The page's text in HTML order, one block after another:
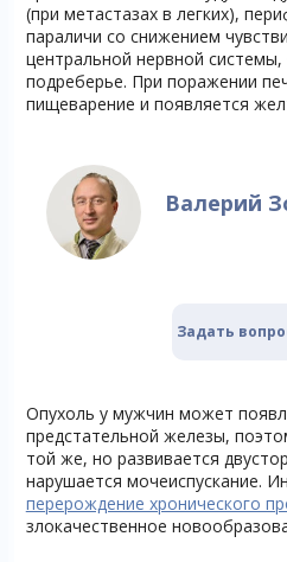
(при метастазах в легких),
параличи со снижением
центральной нервной
подреберье. При поражении
пищеварение и появляется
Валерий
Задать
Опухоль у мужчин может
предстательной железы,
той же, но развивается
нарушается мочеиспускание.
перерождение хронического
злокачественное